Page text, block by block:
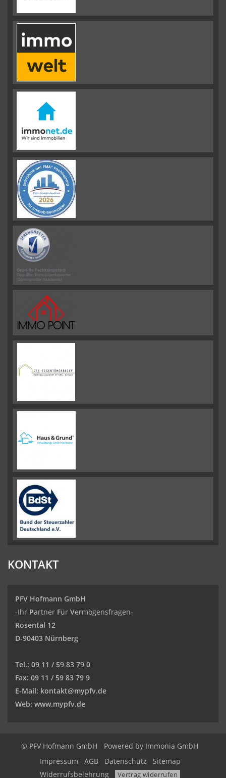
KONTAKT
PFV Hofmann GmbH
-Ihr Partner Für Vermögensfragen-
Rosental 12
D-90403 Nürnberg
Tel.: 09 11 / 59 83 79 0
Fax: 09 11 / 59 83 79 9
E-Mail: kontakt@mypfv.de
Web: www.mypfv.de
© PFV Hofmann GmbH
Powered by Immonia GmbH
Impressum
AGB Datenschutz
Sitemap
Widerrufsbelehrung
Vertrag widerrufen